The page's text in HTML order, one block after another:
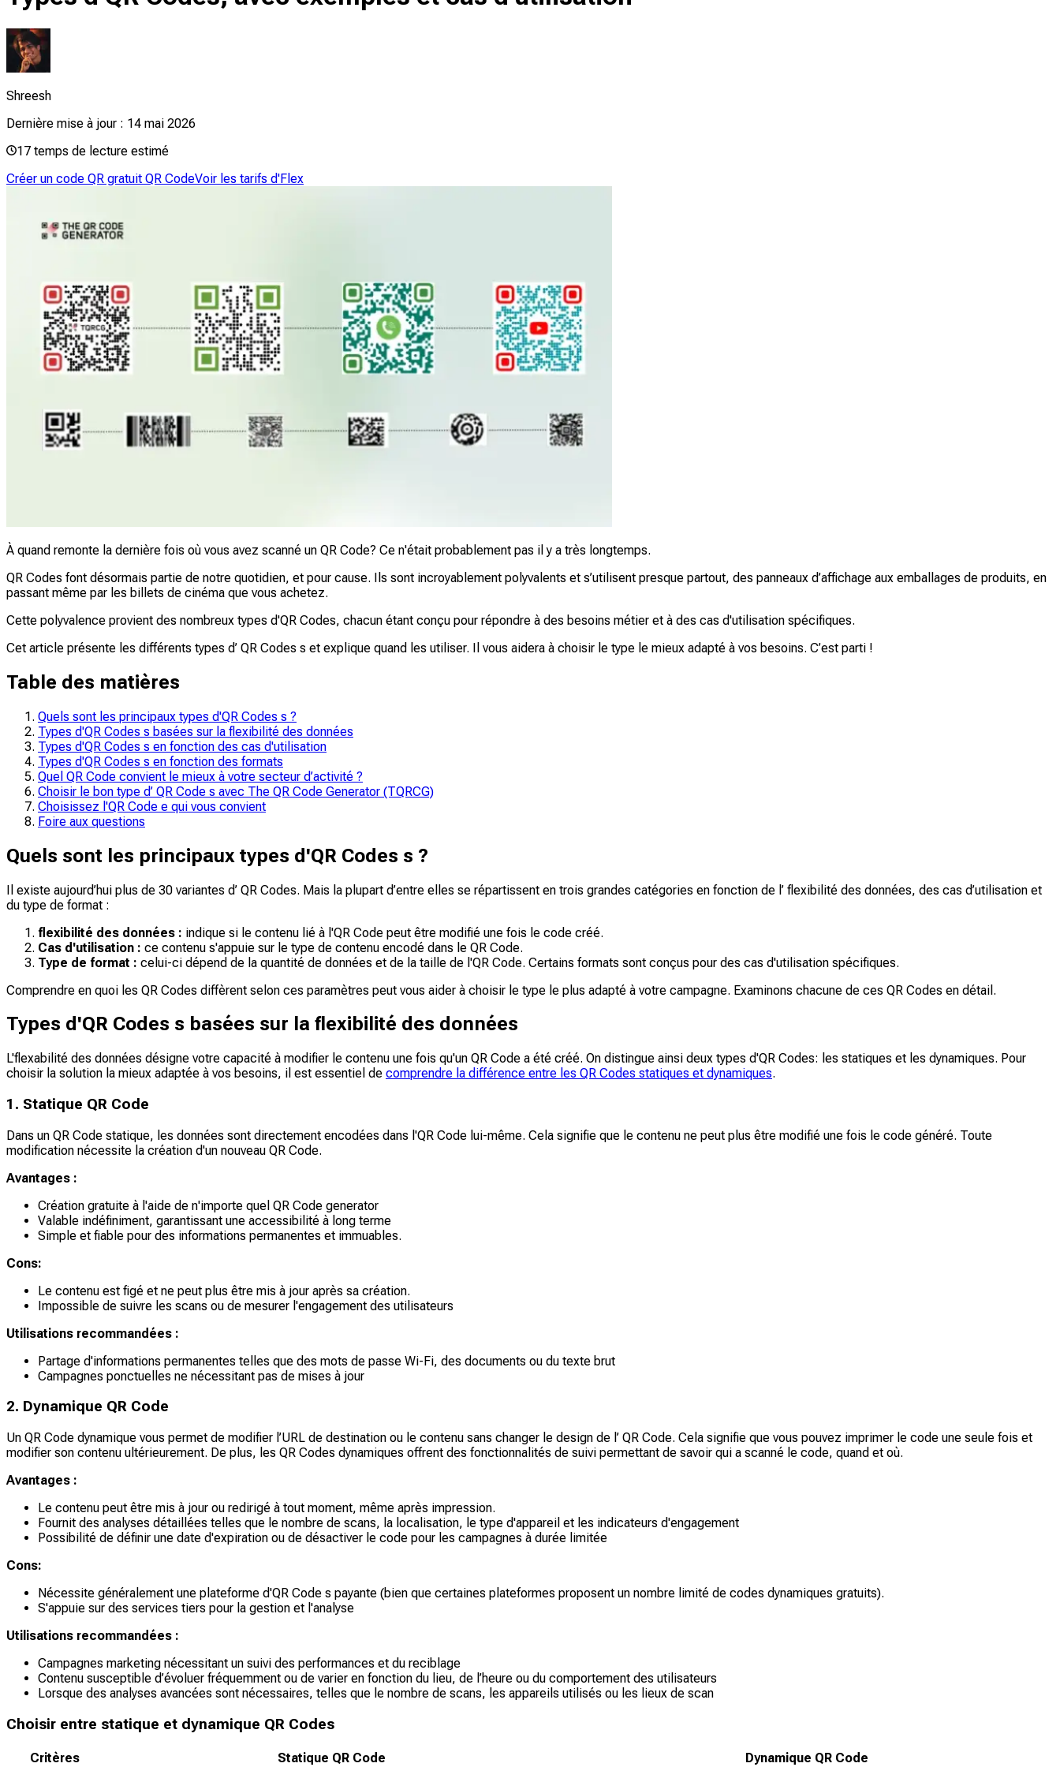
Shreesh
Dernière mise à jour : 14 mai 2026
17 temps de lecture estimé
Créer un code QR gratuit QR CodeVoir les tarifs d'Flex
À quand remonte la dernière fois où vous avez scanné un QR Code? Ce n'était probablement pas il y a très longtemps.
QR Codes font désormais partie de notre quotidien, et pour cause. Ils sont incroyablement polyvalents et s’utilisent presque partout, des panneaux d’affichage aux emballages de produits, en
passant même par les billets de cinéma que vous achetez.
Cette polyvalence provient des nombreux types d'QR Codes, chacun étant conçu pour répondre à des besoins métier et à des cas d'utilisation spécifiques.
Cet article présente les différents types d’ QR Codes s et explique quand les utiliser. Il vous aidera à choisir le type le mieux adapté à vos besoins. C’est parti !
Table des matières
Quels sont les principaux types d'QR Codes s ?
Types d'QR Codes s basées sur la flexibilité des données
Types d'QR Codes s en fonction des cas d'utilisation
Types d'QR Codes s en fonction des formats
Quel QR Code convient le mieux à votre secteur d’activité ?
Choisir le bon type d’ QR Code s avec The QR Code Generator (TQRCG)
Choisissez l'QR Code e qui vous convient
Foire aux questions
Quels sont les principaux types d'QR Codes s ?
Il existe aujourd’hui plus de 30 variantes d’ QR Codes. Mais la plupart d’entre elles se répartissent en trois grandes catégories en fonction de l’ flexibilité des données, des cas d’utilisation et
du type de format :
flexibilité des données : indique si le contenu lié à l'QR Code peut être modifié une fois le code créé.
Cas d'utilisation : ce contenu s'appuie sur le type de contenu encodé dans le QR Code.
Type de format : celui-ci dépend de la quantité de données et de la taille de l'QR Code. Certains formats sont conçus pour des cas d'utilisation spécifiques.
Comprendre en quoi les QR Codes diffèrent selon ces paramètres peut vous aider à choisir le type le plus adapté à votre campagne. Examinons chacune de ces QR Codes en détail.
Types d'QR Codes s basées sur la flexibilité des données
L'flexabilité des données désigne votre capacité à modifier le contenu une fois qu'un QR Code a été créé. On distingue ainsi deux types d'QR Codes: les statiques et les dynamiques. Pour
choisir la solution la mieux adaptée à vos besoins, il est essentiel de comprendre la différence entre les QR Codes statiques et dynamiques.
1. Statique QR Code
Dans un QR Code statique, les données sont directement encodées dans l'QR Code lui-même. Cela signifie que le contenu ne peut plus être modifié une fois le code généré. Toute
modification nécessite la création d'un nouveau QR Code.
Avantages :
Création gratuite à l'aide de n'importe quel QR Code generator
Valable indéfiniment, garantissant une accessibilité à long terme
Simple et fiable pour des informations permanentes et immuables.
Cons:
Le contenu est figé et ne peut plus être mis à jour après sa création.
Impossible de suivre les scans ou de mesurer l'engagement des utilisateurs
Utilisations recommandées :
Partage d'informations permanentes telles que des mots de passe Wi-Fi, des documents ou du texte brut
Campagnes ponctuelles ne nécessitant pas de mises à jour
2. Dynamique QR Code
Un QR Code dynamique vous permet de modifier l’URL de destination ou le contenu sans changer le design de l’ QR Code. Cela signifie que vous pouvez imprimer le code une seule fois et
modifier son contenu ultérieurement. De plus, les QR Codes dynamiques offrent des fonctionnalités de suivi permettant de savoir qui a scanné le code, quand et où.
Avantages :
Le contenu peut être mis à jour ou redirigé à tout moment, même après impression.
Fournit des analyses détaillées telles que le nombre de scans, la localisation, le type d'appareil et les indicateurs d'engagement
Possibilité de définir une date d'expiration ou de désactiver le code pour les campagnes à durée limitée
Cons:
Nécessite généralement une plateforme d'QR Code s payante (bien que certaines plateformes proposent un nombre limité de codes dynamiques gratuits).
S'appuie sur des services tiers pour la gestion et l'analyse
Utilisations recommandées :
Campagnes marketing nécessitant un suivi des performances et du reciblage
Contenu susceptible d’évoluer fréquemment ou de varier en fonction du lieu, de l’heure ou du comportement des utilisateurs
Lorsque des analyses avancées sont nécessaires, telles que le nombre de scans, les appareils utilisés ou les lieux de scan
Choisir entre statique et dynamique QR Codes
Critères Statique QR Code Dynamique QR Code